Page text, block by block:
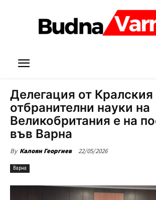
Делегация от
отбранителни науки на
Великобритания е на
във Варна
By Калоян Георгиев 22/05/2026
Варна